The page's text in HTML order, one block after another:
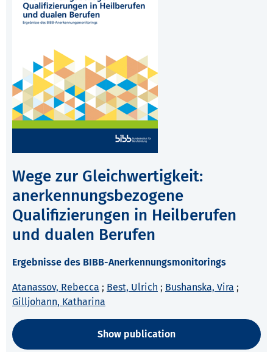
Wege zur Gleichwertigkeit:
anerkennungsbezogene
Qualifizierungen in Heilberufen
und dualen Berufen
Ergebnisse des BIBB-Anerkennungsmonitorings
Atanassov, Rebecca ; Best, Ulrich ; Bushanska, Vira ;
Gilljohann, Katharina
Show publication